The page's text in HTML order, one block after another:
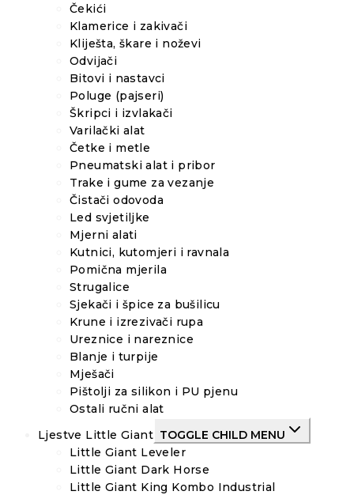
Čekići
Klamerice i zakivači
Kliješta, škare i noževi
Odvijači
Bitovi i nastavci
Poluge (pajseri)
Škripci i izvlakači
Varilački alat
Četke i metle
Pneumatski alat i pribor
Trake i gume za vezanje
Čistači odovoda
Led svjetiljke
Mjerni alati
Kutnici, kutomjeri i ravnala
Pomična mjerila
Strugalice
Sjekači i špice za bušilicu
Krune i izrezivači rupa
Ureznice i nareznice
Blanje i turpije
Mješači
Pištolji za silikon i PU pjenu
Ostali ručni alat
Ljestve Little Giant TOGGLE CHILD MENU
Little Giant Leveler
Little Giant Dark Horse
Little Giant King Kombo Industrial